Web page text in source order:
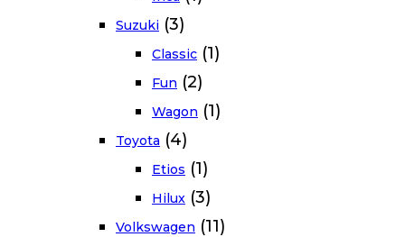
Suzuki (3)
Classic (1)
Fun (2)
Wagon (1)
Toyota (4)
Etios (1)
Hilux (3)
Volkswagen (11)